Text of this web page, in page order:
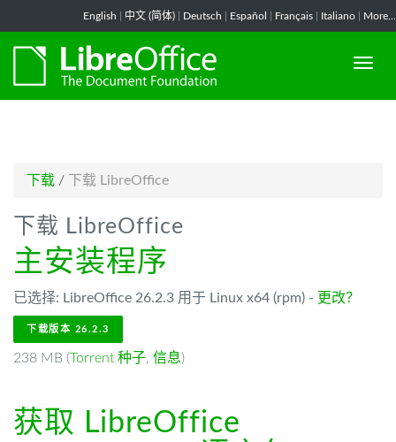
English 中文 (简体) Deutsch Español Français Italiano More...
下载 / 下载 LibreOffice
下载 LibreOffice
主安装程序
已选择: LibreOffice 26.2.3 用于 Linux x64 (rpm) - 更改？
下载版本 26.2.3
238 MB (Torrent 种子, 信息)
获取 LibreOffice